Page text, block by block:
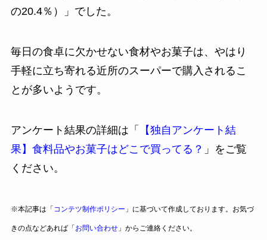
の20.4％）」でした。
毎日の食卓に欠かせない食材やお菓子は、やはり
手軽に立ち寄れる近所のスーパーで購入されるこ
とが多いようです。
アンケート結果の詳細は「
【独自アンケート結
果】食料品やお菓子はどこで買ってる？ 」をご覧
ください。
※本記事は「 コンテツ制作ポリシー 」に基づいて作成しております。お気づ
きの点などあれば「 お問い合わせ」からご連絡ください。